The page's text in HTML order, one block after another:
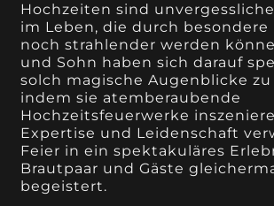
Hochzeiten sind
im Leben, die durch
noch strahlender werden
und Sohn haben sich darauf
solch magische Augenblicke zu
indem sie atemberaubende
Hochzeitsfeuerwerke
Expertise und Leidenschaft
Feier in ein spektakuläres
Brautpaar und Gäste
begeistert.